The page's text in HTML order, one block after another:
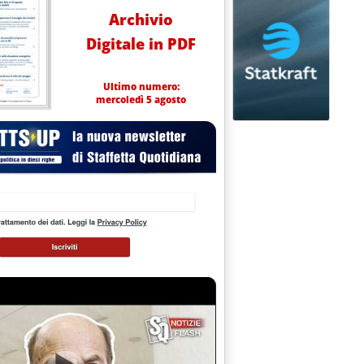
2014 alle 14.58.
Archivio
Digitale in PDF
Ultimo numero:
mercoledì 5 agosto